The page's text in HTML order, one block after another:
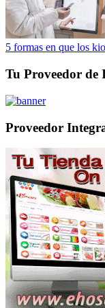
5 formas en que los
Tu Proveedor de
Proveedor